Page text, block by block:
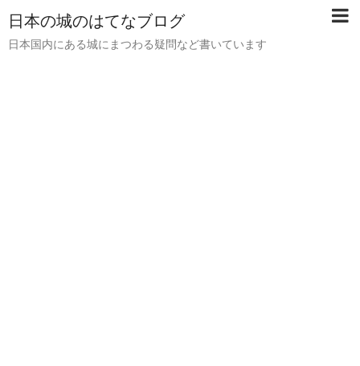
日本の城のはてなブログ
日本国内にある城にまつわる疑問など書いています